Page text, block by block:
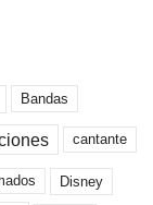
Bandas
cantante
Disney